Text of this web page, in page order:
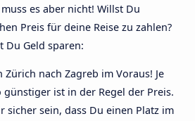
es aber nicht! Willst Du
Preis für deine Reise zu zahlen?
Du Geld sparen:
Zürich nach Zagreb im Voraus! Je
ist in der Regel der Preis.
sicher sein, dass Du einen Platz im